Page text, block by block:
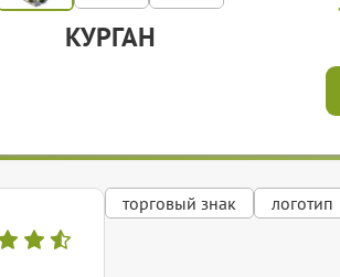
КУРГАН
торговый знак логотип